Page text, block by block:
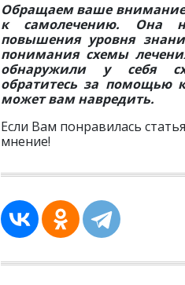
Обращаем ваше внимание!
к самолечению. Она
повышения уровня
понимания схемы
обнаружили у себя
обратитесь за помощью
может вам навредить.
Если Вам понравилась
мнение!